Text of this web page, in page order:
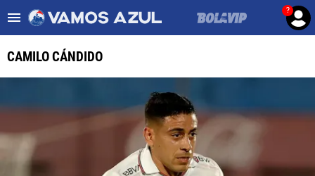
?
Es tendencia:
ULTIMAS NOTICIAS
LEAGUES CUP
LIGA MX
CAMILO CÁNDIDO